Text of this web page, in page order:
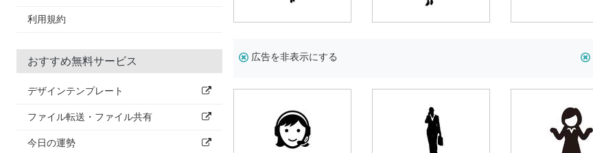
利用規約
おすすめ無料サービス
デザインテンプレート
ファイル転送・ファイル共有
今日の運勢
広告を非表示にする